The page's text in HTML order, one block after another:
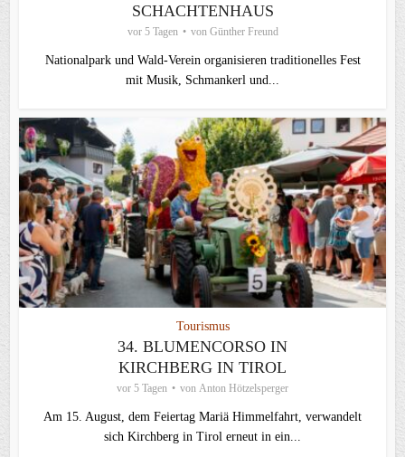
SCHACHTENHAUS
vor 5 Tagen von Günther Freund
Nationalpark und Wald-Verein organisieren traditionelles Fest
mit Musik, Schmankerl und...
Tourismus
34. BLUMENCORSO IN
KIRCHBERG IN TIROL
vor 5 Tagen von Anton Hötzelsperger
Am 15. August, dem Feiertag Mariä Himmelfahrt, verwandelt
sich Kirchberg in Tirol erneut in ein...